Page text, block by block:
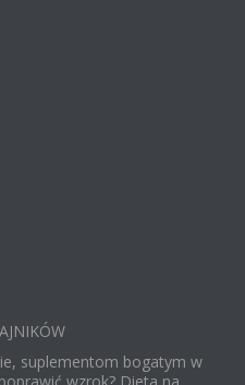
suplementom bogatym w